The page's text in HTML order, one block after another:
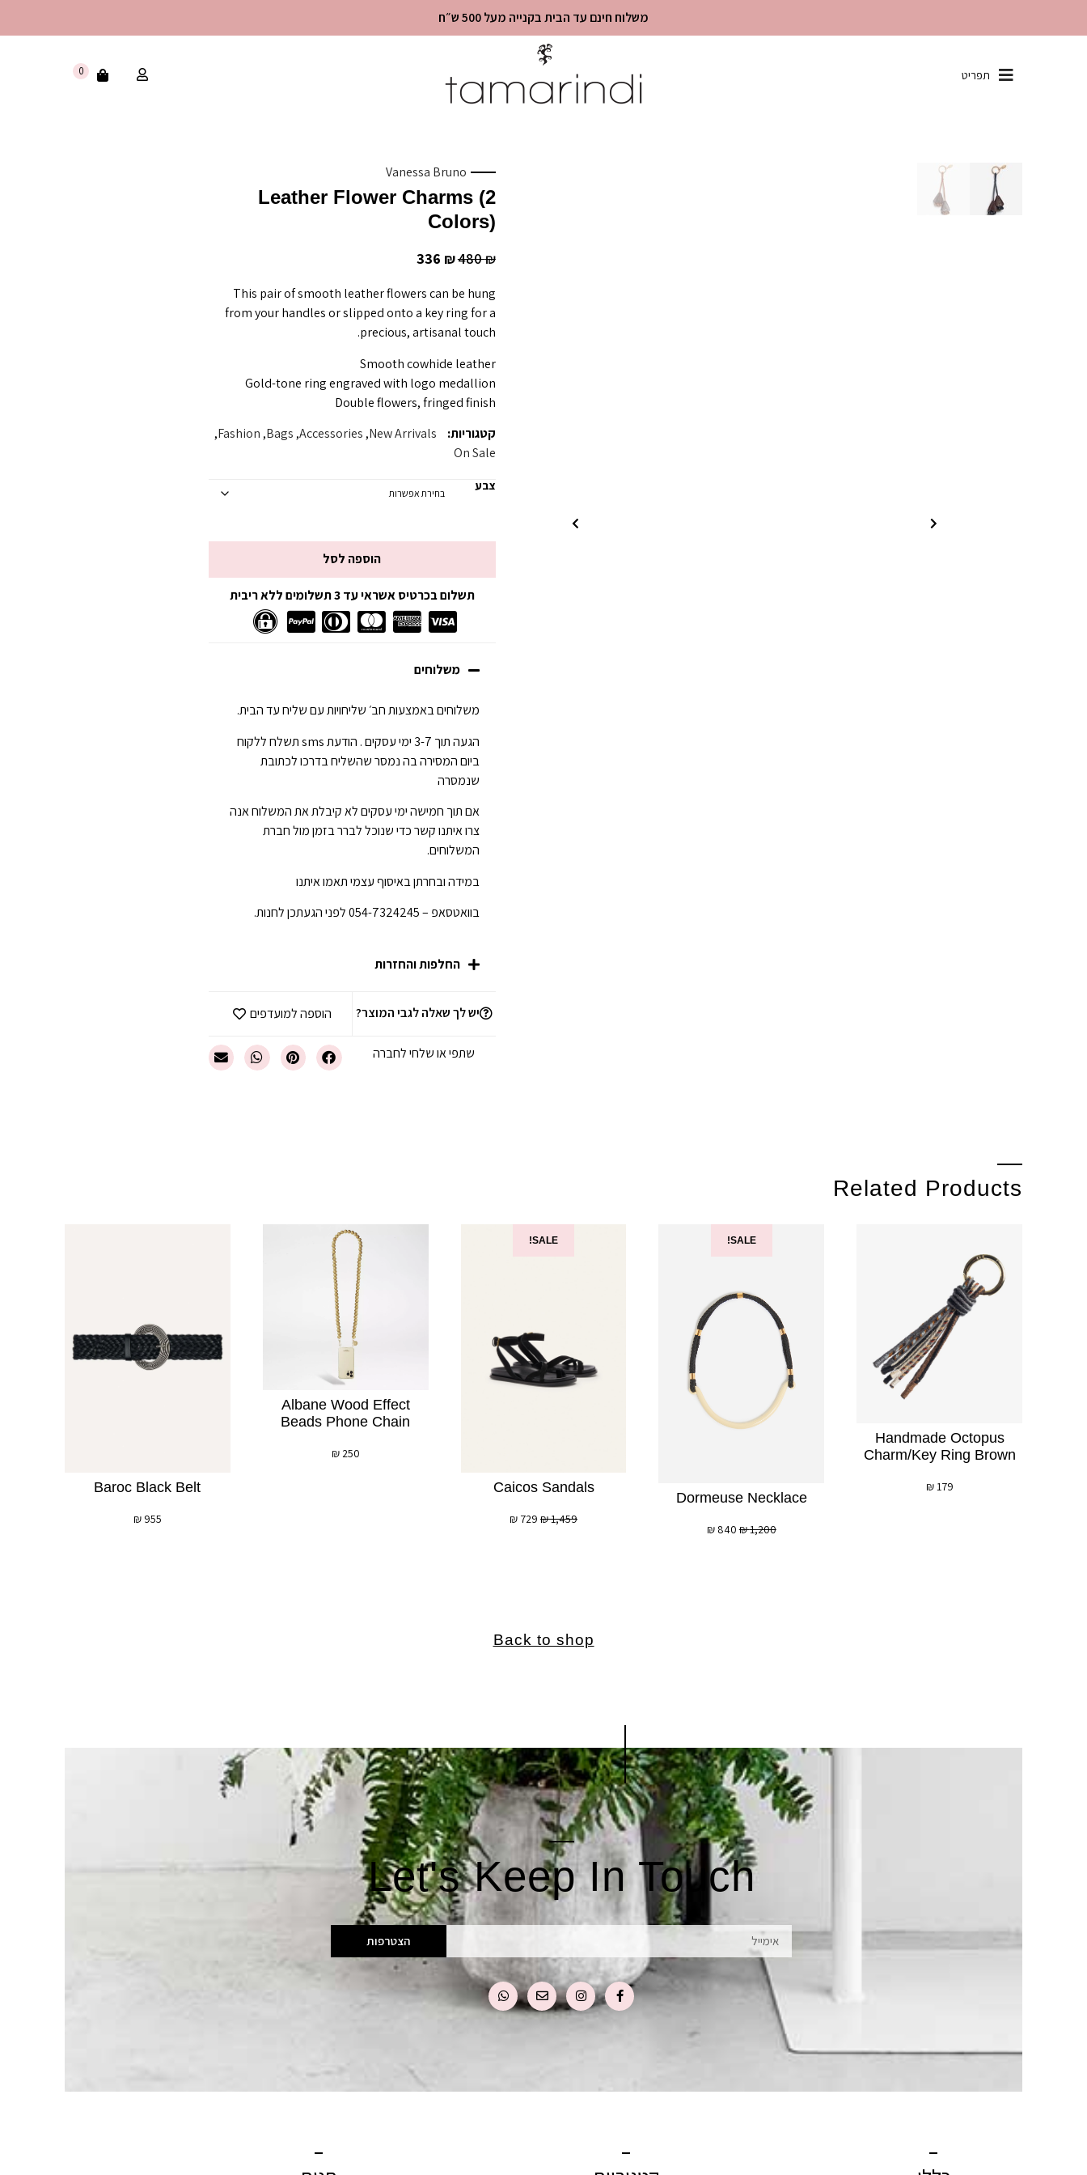
משלוח חינם עד הבית בקנייה מעל 500 ש״ח
תפריט 0
Vanessa Bruno
Leather Flower Charms (2
Colors)
480₪
336 ₪
This pair of smooth leather flowers can be hung
from your handles or slipped onto a key ring for a
precious, artisanal touch.
Smooth cowhide leather
Gold-tone ring engraved with logo medallion
Double flowers, fringed finish
קטגוריות:
New Arrivals
,
Accessories
,
Bags
,
Fashion
,
On Sale
צבע
הוספה לסל
תשלום בכרטיס אשראי עד 3 תשלומים ללא ריבית
משלוחים
משלוחים באמצעות חב׳ שליחויות עם שליח עד הבית.
הגעה תוך 3-7 ימי עסקים . הודעת sms תשלח ללקוח
ביום המסירה בה נמסר שהשליח בדרכו לכתובת
שנמסרה
אם תוך חמישה ימי עסקים לא קיבלת את המשלוח אנה
צרו איתנו קשר כדי שנוכל לברר בזמן מול חברת
המשלוחים.
במידה ובחרתן באיסוף עצמי תאמו איתנו
בוואטסאפ – 054-7324245 לפני הגעתכן לחנות.
החלפות והחזרות
יש לך שאלה לגבי המוצר? הוספה למועדפים
שתפי או שלחי לחברה
Related Products
Handmade Octopus
Charm/key Ring Brown
179
₪
SALE!
Dormeuse Necklace
1,200
₪
840
₪
SALE!
Caicos Sandals
1,459
₪
729
₪
Albane Wood Effect
Beads Phone Chain
250
₪
Baroc Black Belt
955
₪
Back to shop
Let's Keep In Touch
הצטרפות